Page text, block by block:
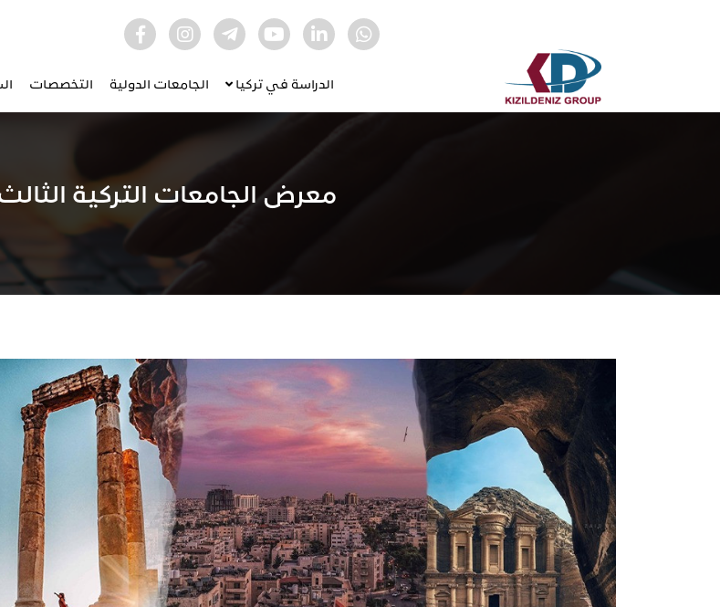
الدراسة في تركيا الجامعات الدولية التخصصات
معرض الجامعات التركية